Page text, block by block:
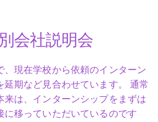
会社説明会
、現在学校から依頼のインターン
延期など見合わせています。 通常
来は、インターンシップをまずは
に移っていただいているのです